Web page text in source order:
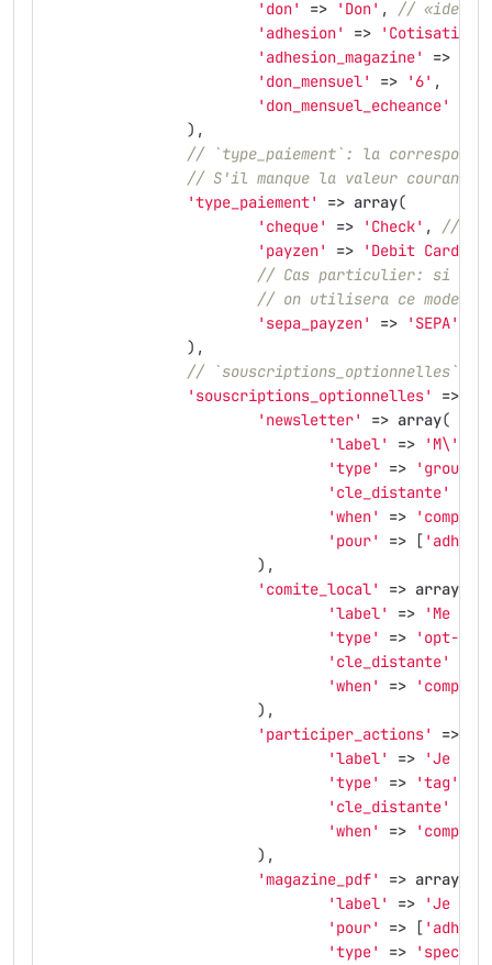
'don' => 'Don' ,
//
'adhesion'
=>
'Cotisation
'adhesion_magazine'
=>
'don_mensuel'
=> '6' ,
'don_mensuel_echeance'
),
// `type_paiement`: la
// S'il manque la valeur
'type_paiement'
=> array(
'cheque'
=> 'Check' ,
// ou
'payzen'
=> 'Debit Card'
// Cas particulier: si la clé
// on utilisera ce mode de
'sepa_payzen'
=> 'SEPA'
),
// `souscriptions_optionnelles`
'souscriptions_optionnelles'
=>
'newsletter'
=> array(
'label'
=>
'type'
=> 'group'
'cle_distante'
'when'
=>
'pour'
=> [
),
'comite_local'
=> array
'label'
=>
'Me
'type'
=> 'opt-in'
'cle_distante'
'when'
=>
),
'participer_actions'
=>
'label'
=>
'Je
'type'
=> 'tag'
'cle_distante'
'when'
=>
),
'magazine_pdf'
=> array
'label'
=>
'Je
'pour'
=> [
'type'
=>